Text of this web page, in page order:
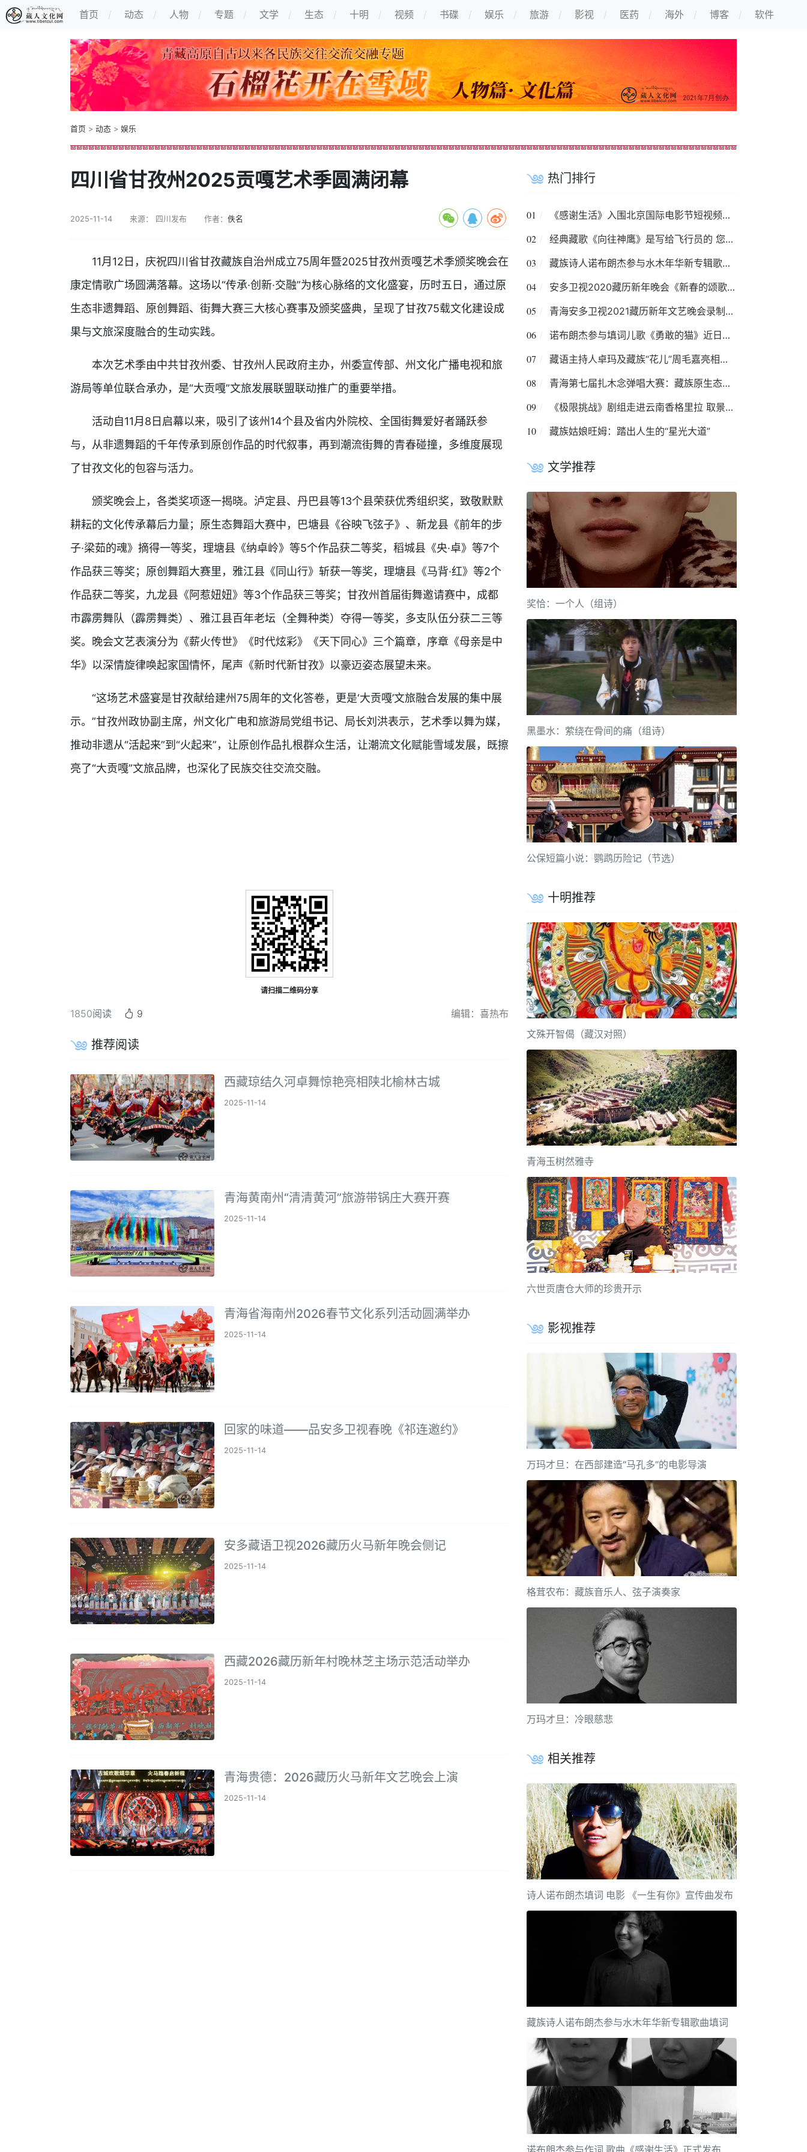
首页 动态 人物 专题 文学 生态 十明 视频 书碟 娱乐 旅游 影视 医药 海外 博客 软件
首页 > 动态 > 娱乐
四川省甘孜州2025贡嘎艺术季圆满闭幕
2025-11-14 来源： 四川发布 作者： 佚名
11月12日，庆祝四川省甘孜藏族自治州成立75周年暨2025甘孜州贡嘎艺术季颁奖晚会在
康定情歌广场圆满落幕。这场以“传承·创新·交融”为核心脉络的文化盛宴，历时五日，通过原
生态非遗舞蹈、原创舞蹈、街舞大赛三大核心赛事及颁奖盛典，呈现了甘孜75载文化建设成
果与文旅深度融合的生动实践。
本次艺术季由中共甘孜州委、甘孜州人民政府主办，州委宣传部、州文化广播电视和旅
游局等单位联合承办，是“大贡嘎”文旅发展联盟联动推广的重要举措。
活动自11月8日启幕以来，吸引了该州14个县及省内外院校、全国街舞爱好者踊跃参
与，从非遗舞蹈的千年传承到原创作品的时代叙事，再到潮流街舞的青春碰撞，多维度展现
了甘孜文化的包容与活力。
颁奖晚会上，各类奖项逐一揭晓。泸定县、丹巴县等13个县荣获优秀组织奖，致敬默默
耕耘的文化传承幕后力量；原生态舞蹈大赛中，巴塘县《谷映飞弦子》、新龙县《前年的步
子·梁茹的魂》摘得一等奖，理塘县《纳卓岭》等5个作品获二等奖，稻城县《央·卓》等7个
作品获三等奖；原创舞蹈大赛里，雅江县《同山行》斩获一等奖，理塘县《马背·红》等2个
作品获二等奖，九龙县《阿惹妞妞》等3个作品获三等奖；甘孜州首届街舞邀请赛中，成都
市霹雳舞队（霹雳舞类）、雅江县百年老坛（全舞种类）夺得一等奖，多支队伍分获二三等
奖。晚会文艺表演分为《薪火传世》《时代炫彩》《天下同心》三个篇章，序章《母亲是中
华》以深情旋律唤起家国情怀，尾声《新时代新甘孜》以豪迈姿态展望未来。
“这场艺术盛宴是甘孜献给建州75周年的文化答卷，更是‘大贡嘎’文旅融合发展的集中展
示。”甘孜州政协副主席，州文化广电和旅游局党组书记、局长刘洪表示，艺术季以舞为媒，
推动非遗从“活起来”到“火起来”，让原创作品扎根群众生活，让潮流文化赋能雪域发展，既擦
亮了“大贡嘎”文旅品牌，也深化了民族交往交流交融。
请扫描二维码分享
1850阅读 9 编辑：喜热布
推荐阅读
西藏琼结久河卓舞惊艳亮相陕北榆林古城
2025-11-14
青海黄南州“清清黄河”旅游带锅庄大赛开赛
2025-11-14
青海省海南州2026春节文化系列活动圆满举办
2025-11-14
回家的味道 ——品安多卫视春晚《祁连邀约》
2025-11-14
安多藏语卫视2026藏历火马新年晚会侧记
2025-11-14
西藏2026藏历新年村晚林芝主场示范活动举办
2025-11-14
青海贵德：2026藏历火马新年文艺晚会上演
2025-11-14
热门排行
01 《感谢生活》入围北京国际电影节短视频单元
02 经典藏歌《向往神鹰》是写给飞行员的 您知道吗？
03 藏族诗人诺布朗杰参与水木年华新专辑歌曲填词
04 安多卫视2020藏历新年晚会《新春的颂歌》录制完成
05 青海安多卫视2021藏历新年文艺晚会录制完成
06 诺布朗杰参与填词儿歌《勇敢的猫》近日发布
07 藏语主持人卓玛及藏族“花儿”周毛嘉亮相青海卫视开播晚会
08 青海第七届扎木念弹唱大赛：藏族原生态音乐的盛宴
09 《极限挑战》剧组走进云南香格里拉 取景拍摄
10 藏族姑娘旺姆：踏出人生的“星光大道”
文学推荐
奖恰：一个人（组诗）
黑墨水：萦绕在骨间的痛（组诗）
公保短篇小说：鹦鹉历险记（节选）
十明推荐
文殊开智偈（藏汉对照）
青海玉树然雅寺
六世贡唐仓大师的珍贵开示
影视推荐
万玛才旦：在西部建造“马孔多”的电影导演
格茸农布：藏族音乐人、弦子演奏家
万玛才旦：冷眼慈悲
相关推荐
诗人诺布朗杰填词 电影 《一生有你》宣传曲发布
藏族诗人诺布朗杰参与水木年华新专辑歌曲填词
诺布朗杰参与作词 歌曲《感谢生活》正式发布